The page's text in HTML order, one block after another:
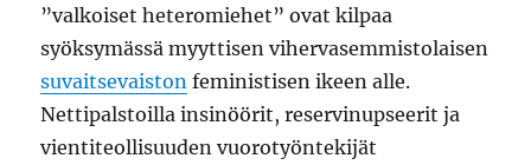
”valkoiset heteromiehet” ovat kilpaa
syöksymässä myyttisen vihervasemmistolaisen
suvaitsevaiston feministisen ikeen alle.
Nettipalstoilla insinöörit, reservinupseerit ja
vientiteollisuuden vuorotyöntekijät